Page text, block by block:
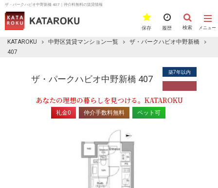
ザ・パークハビオ中野新橋 407｜仲介料無料の賃貸情報
メニュー
検索
履歴
保存
KATAROKU 中野区賃貸マンション一覧
ザ・パークハビオ中野新橋
407
ザ・パークハビオ中野新橋 407
築7年以内
あなたの理想の暮らしを見つける。KATAROKU
礼金0 仲介手数料無料 ペット可